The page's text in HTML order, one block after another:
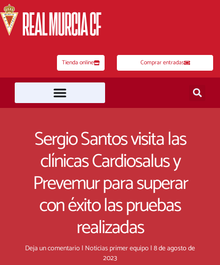
al
contenido
Tienda online Comprar entradas
Sergio Santos visita las
clínicas Cardiosalus y
Prevemur para superar
con éxito las pruebas
realizadas
Deja un comentario | Noticias primer equipo |8 de agosto de
2023